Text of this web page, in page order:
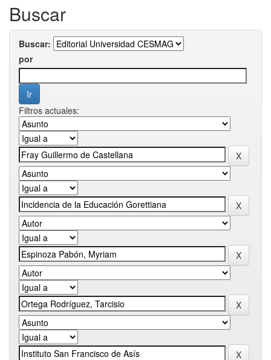
Buscar
Buscar:
por
Filtros actuales: